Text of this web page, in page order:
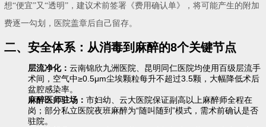
想“便宜”又“透明”，建议术前签署《费用确认单》，将可能产生的附加
费逐一勾划，医院盖章后自己留存。
二、安全体系：从消毒到麻醉的8个关键节点
层流净化：云南锦欣九洲医院、昆明同仁医院均使用百级层流手
术间，空气中≥0.5μm尘埃颗粒每升不超过3.5颗，大幅降低术后
盆腔感染率。
麻醉医师驻场：市妇幼、云大医院保证副高以上麻醉师全程在
岗；部分私立医院夜班麻醉为“随叫随到”模式，需术前确认是否
驻院。